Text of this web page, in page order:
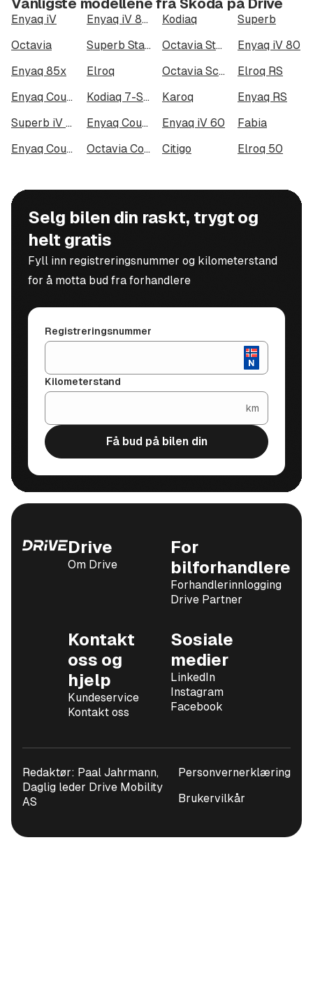
Velkommen til en trivelig bilhandel.
*Tar forbehold om feil i annonse
Vanligste modellene fra Škoda på Drive
Enyaq iV Enyaq iV 80x Kodiaq
Superb
Octavia
Superb Stasjonsvogn Octavia Stasjonsvogn
Enyaq iV 80
Enyaq 85x
Elroq Octavia Scout
Elroq RS
Enyaq Coupé RS iV
Kodiaq 7-Seater Karoq
Enyaq RS
Superb iV Combi
Enyaq Coupé 85x Enyaq iV 60
Fabia
Enyaq Coupé RS
Octavia Combi iV Citigo Elroq 50
Selg bilen din raskt, trygt og
helt gratis
Fyll inn registreringsnummer og kilometerstand
for å motta bud fra forhandlere
Registreringsnummer
Kilometerstand
km
Få bud på bilen din
Drive
Om Drive
For
bilforhandlere
Forhandlerinnlogging
Drive Partner
Kontakt
oss og
hjelp
Kundeservice
Kontakt oss
Sosiale
medier
LinkedIn
Instagram
Facebook
Redaktør: Paal Jahrmann,
Daglig leder Drive Mobility
AS
Personvernerklæring
Brukervilkår